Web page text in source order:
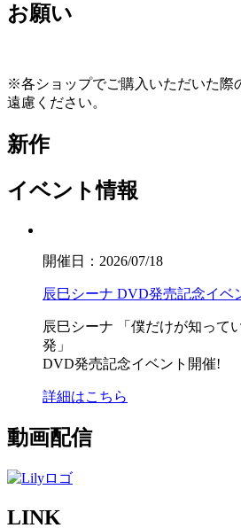
お願い
※各ショップでご購入いただいた際
遠慮ください。
新作
イベント情報
開催日：2026/07/18
辰巳シーナ DVD発売記念イベ
辰巳シーナ
「僕だけが知って
発」
DVD発売記念イベント開催!
詳細はこちら
動画配信
LINK